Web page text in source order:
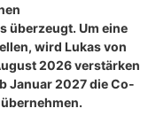
überzeugt. Um eine
wird Lukas von
2026 verstärken
Januar 2027 die Co-